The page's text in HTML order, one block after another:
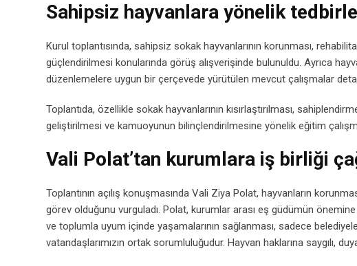
Sahipsiz hayvanlara yönelik
Kurul toplantısında, sahipsiz sokak hayvanlarının korunması,
güçlendirilmesi konularında görüş alışverişinde bulunuldu. Ayrıca
düzenlemelere uygun bir çerçevede yürütülen mevcut çalışmalar
Toplantıda, özellikle sokak hayvanlarının kısırlaştırılması,
geliştirilmesi ve kamuoyunun bilinçlendirilmesine yönelik eğitim
Vali Polat’tan kurumlara iş birliği
Toplantının açılış konuşmasında Vali Ziya Polat, hayvanların
görev olduğunu vurguladı. Polat, kurumlar arası eş güdümün
ve toplumla uyum içinde yaşamalarının sağlanması, sadece
vatandaşlarımızın ortak sorumluluğudur. Hayvan haklarına saygılı,